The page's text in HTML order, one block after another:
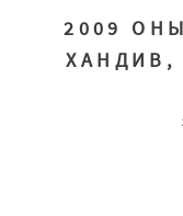
2009
ХАНДИВ,